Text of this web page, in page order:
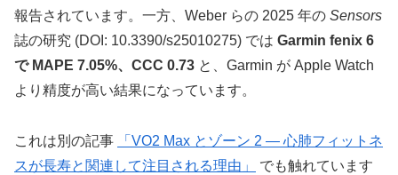
報告されています。一方、Weber らの 2025 年の Sensors
誌の研究 (DOI: 10.3390/s25010275) では Garmin fenix 6
で MAPE 7.05%、CCC 0.73 と、Garmin が Apple Watch
より精度が高い結果になっています。
これは別の記事
「VO2 Max とゾーン 2 ― 心肺フィットネ
スが長寿と関連して注目される理由」
でも触れています